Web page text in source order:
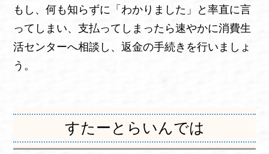
もし、何も知らずに「わかりました」と率直に言
ってしまい、支払ってしまったら速やかに消費生
活センターへ相談し、返金の手続きを行いましょ
う。
すたーとらいんでは